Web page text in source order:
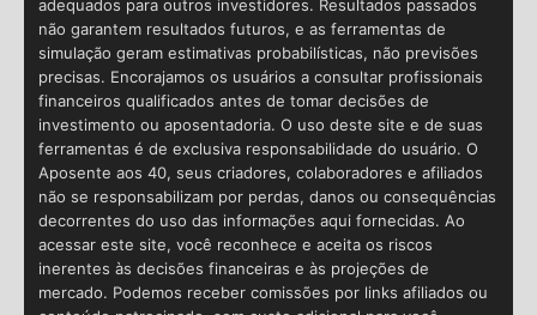
adequados para outros investidores. Resultados passados
não garantem resultados futuros, e as ferramentas de
simulação geram estimativas probabilísticas, não previsões
precisas. Encorajamos os usuários a consultar profissionais
financeiros qualificados antes de tomar decisões de
investimento ou aposentadoria. O uso deste site e de suas
ferramentas é de exclusiva responsabilidade do usuário. O
Aposente aos 40, seus criadores, colaboradores e afiliados
não se responsabilizam por perdas, danos ou consequências
decorrentes do uso das informações aqui fornecidas. Ao
acessar este site, você reconhece e aceita os riscos
inerentes às decisões financeiras e às projeções de
mercado. Podemos receber comissões por links afiliados ou